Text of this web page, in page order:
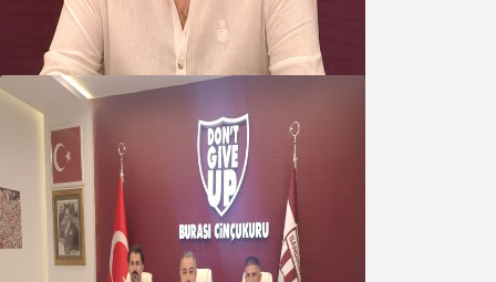
kapmayın!
07 Ağustos 2026